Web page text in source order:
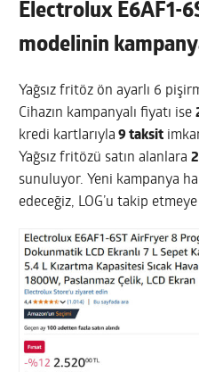
Electrolux E6AF1-
modelinin
Yağsız fritöz ön ayarlı 6
Cihazın kampanyalı fiyatı ise
kredi kartlarıyla 9 taksit
Yağsız fritözü satın alanlara
sunuluyor. Yeni kampanya
edeceğiz, LOG’u takip